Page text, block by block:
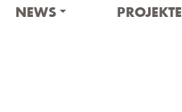
NEWS PROJEKTE